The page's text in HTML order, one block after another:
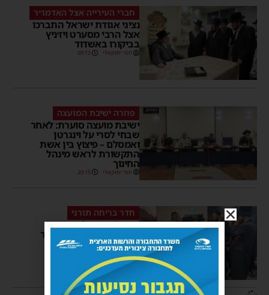
חברי העירייה אצל האדמו״ר
נציגי אגודת ישראל התברכו
אצל הרבי מסערט ויז׳ניץ
בביקורו באשדוד
יוסי יחזקאלי 09:12
פוזרה ישיבת המועצה
ישיבת מועצה סוערת: לאחר
שבחי לסרי על וינגרטן
ואמסלם – פיצוץ בין אשת
התקשורת לראש מינהל
החינוך
יוסי יחזקאלי 20:15
חדר בריחה תורני
סגרע"ה יחיאל וינגרטן
ושמוליק שוק בסיור בחדר
הבריחה
מנחם דויטש